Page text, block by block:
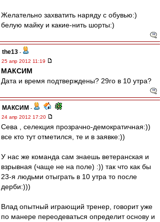
Желательно захватить наряду с обувью:)
белую майку и какие-нить шорты:)
the13 -
25 апр 2012 11:19
МАКСИМ
Дата и время подтверждены? 29го в 10 утра?
МАКСИМ -
24 апр 2012 17:20
Сева , селекция прозрачно-демократичная:))
все кто тут отметился, те и в заявке:))
У нас же команда сам знаешь ветеранская и
взрывная (чаще не на поле) :)) так что как бы
23-я людьми отыграть в 10 утра то после
дерби:)))
Влад опытный играющий тренер, говорит уже
по манере переодеваться определит основу и